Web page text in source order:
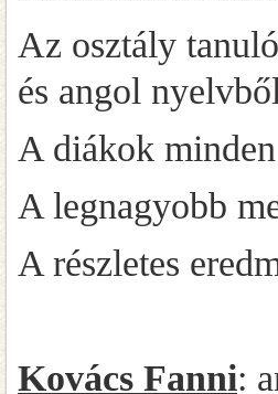
Az osztály
és angol
A diákok
A legnagyobb
A részletes
Kovács Fanni: